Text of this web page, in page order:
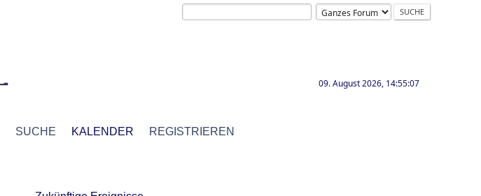
09. August 2026, 14:55:07
SUCHE KALENDER REGISTRIEREN